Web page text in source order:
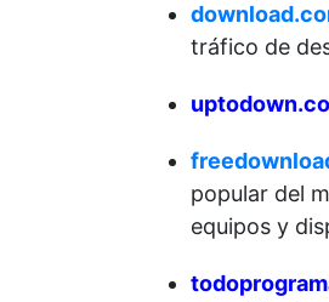
tráfico de
popular del
equipos y